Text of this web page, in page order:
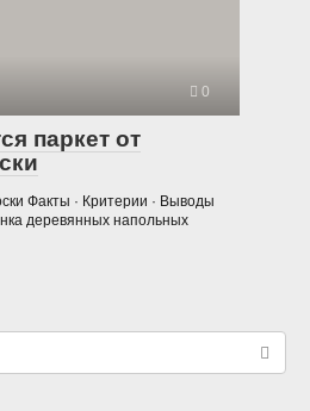
0
паркет от
Факты · Критерии · Выводы
деревянных напольных